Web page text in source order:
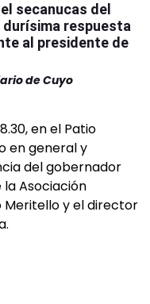
secanucas del
durísima respuesta
al presidente de
de Cuyo
en el Patio
en general y
del gobernador
la Asociación
Meritello y el director